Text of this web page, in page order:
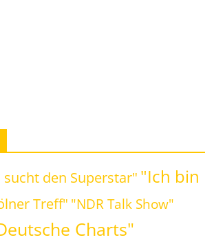
den Superstar" "Ich bin
Treff" "NDR Talk Show"
Charts"